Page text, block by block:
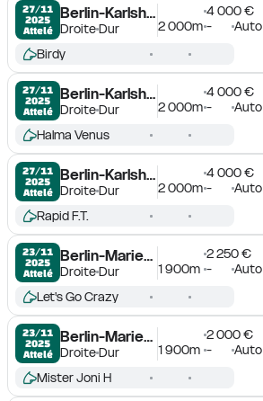
27/11
2025
Attelé
Berlin-Karlshorst
DroiteDur
4 000 €
2 000m -
Auto
Birdy
27/11
2025
Attelé
Berlin-Karlshorst
DroiteDur
4 000 €
2 000m - Auto
Halma Venus
27/11
2025
Attelé
Berlin-Karlshorst
DroiteDur
4 000 €
2 000m - Auto
Rapid F.T.
23/11
2025
Attelé
Berlin-Mariendorf
DroiteDur
2 250 €
1 900m - Auto
Let's Go Crazy
23/11
2025
Attelé
Berlin-Mariendorf
DroiteDur
2 000 €
1 900m - Auto
Mister Joni H